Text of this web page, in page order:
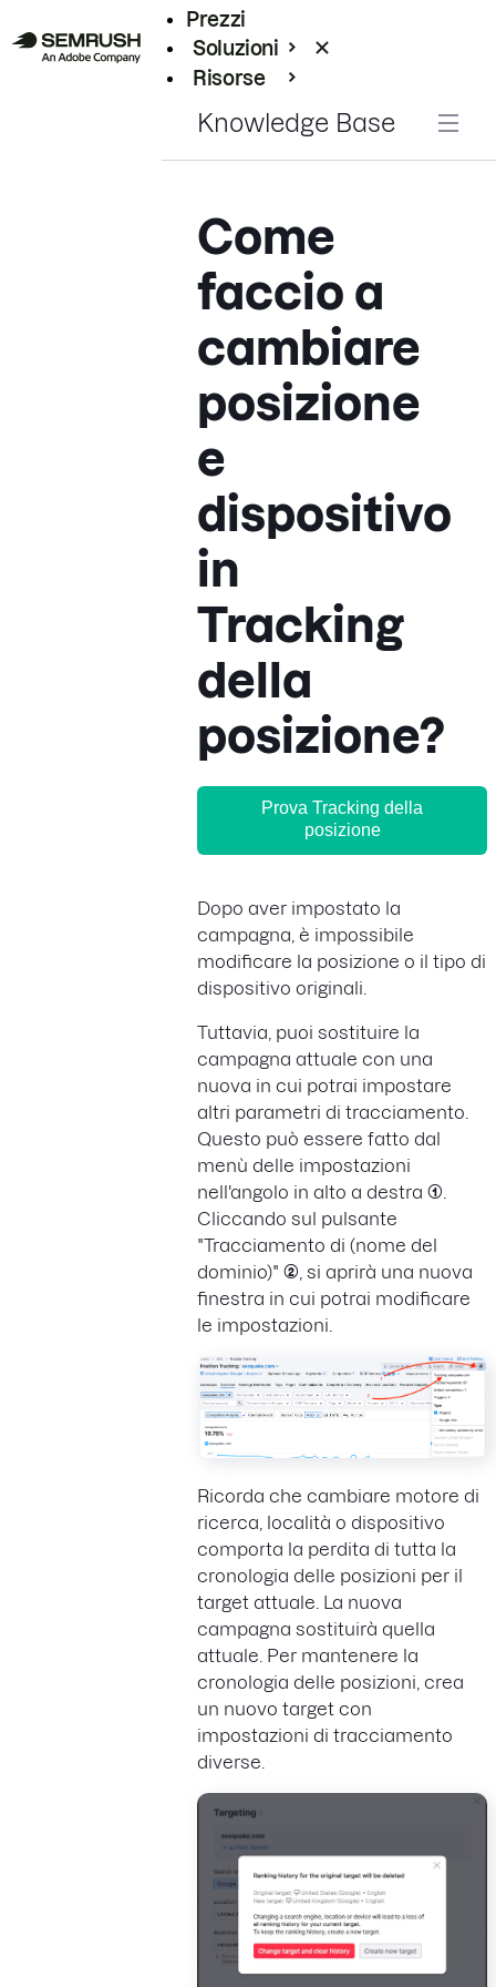
Prezzi
Soluzioni
Risorse
Knowledge Base
Come
faccio a
cambiare
posizione
e
dispositivo
in
Tracking
della
posizione?
Prova Tracking della
posizione
Dopo aver impostato la
campagna, è impossibile
modificare la posizione o il tipo di
dispositivo originali.
Tuttavia, puoi sostituire la
campagna attuale con una
nuova in cui potrai impostare
altri parametri di tracciamento.
Questo può essere fatto dal
menù delle impostazioni
nell'angolo in alto a destra (1)
Cliccando sul pulsante
"Tracciamento di (nome del
dominio)" (2) , si aprirà una nuova
finestra in cui potrai modificare
le impostazioni.
Ricorda che cambiare motore di
ricerca, località o dispositivo
comporta la perdita di tutta la
cronologia delle posizioni per il
target attuale. La nuova
campagna sostituirà quella
attuale. Per mantenere la
cronologia delle posizioni, crea
un nuovo target con
impostazioni di tracciamento
diverse.